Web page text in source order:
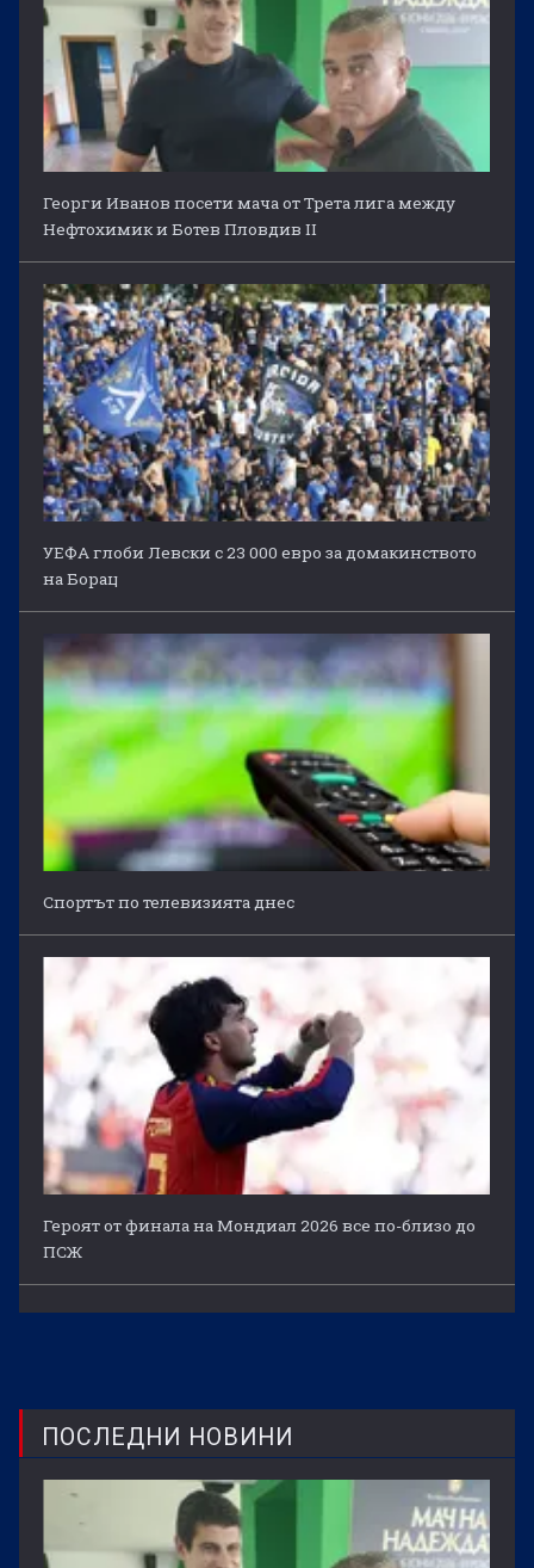
Георги Иванов посети мача от Трета лига между
Нефтохимик и Ботев Пловдив II
УЕФА глоби Левски с 23 000 евро за домакинството
на Борац
Спортът по телевизията днес
Героят от финала на Мондиал 2026 все по-близо до
ПСЖ
ПОСЛЕДНИ НОВИНИ